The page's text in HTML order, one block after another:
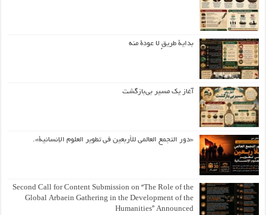
بداية طريقٍ لا عودة منه
آغاز یک مسیر بی‌بازگشت
«دور التجمع العالمي للأربعين في تطوير العلوم الإنسانية».
Second Call for Content Submission on “The Role of the
Global Arbaein Gathering in the Development of the
Humanities” Announced